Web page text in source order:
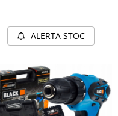
ALERTA STOC